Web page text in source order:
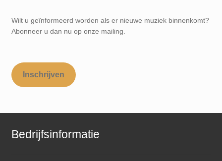
Wilt u geïnformeerd worden als er nieuwe muziek binnenkomt?
Abonneer u dan nu op onze mailing.
Inschrijven
Bedrijfsinformatie